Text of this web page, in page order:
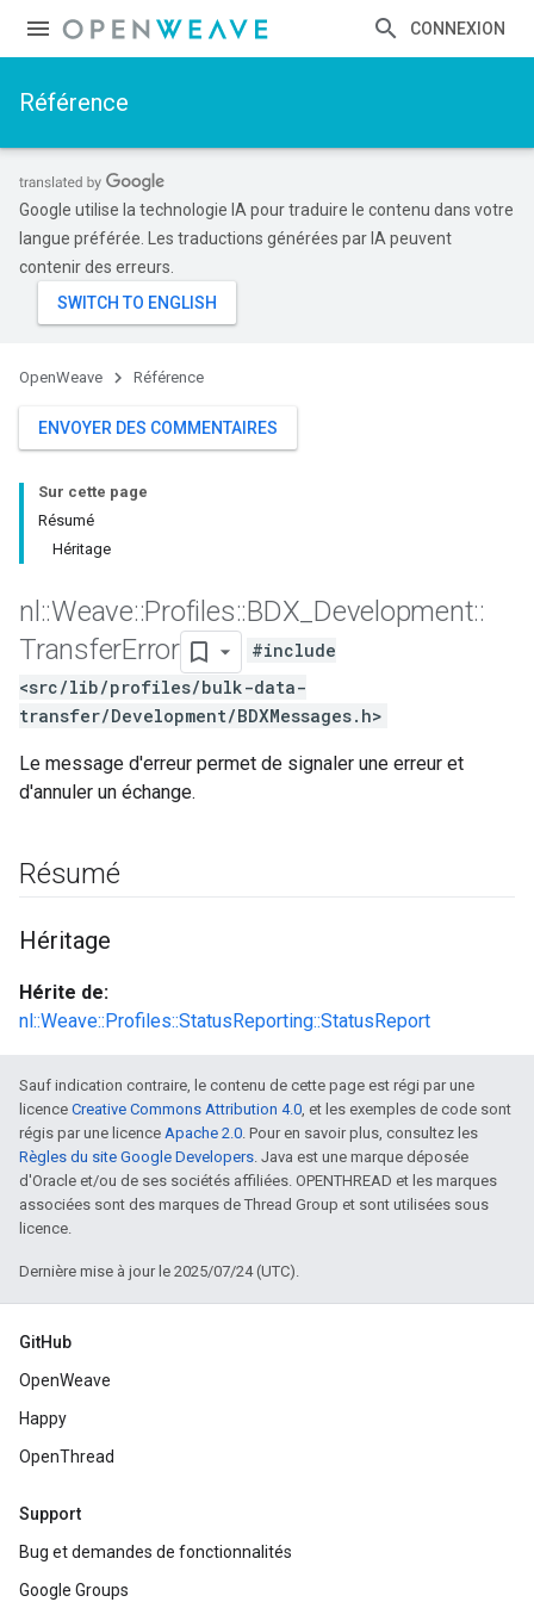
CONNEXION
Référence
Google utilise la technologie IA pour traduire le contenu dans votre
langue préférée. Les traductions générées par IA peuvent
contenir des erreurs.
OpenWeave Référence
ENVOYER DES COMMENTAIRES
Sur cette page
Résumé
Héritage
nl ::Weave::Profiles::BDX Development::
TransferError
#include
<src/lib/profiles/bulk-data-
transfer/Development/BDXMessages.h>
Le message d'erreur permet de signaler une erreur et
d'annuler un échange.
Résumé
Héritage
Hérite de:
nl::Weave::Profiles::StatusReporting::StatusReport
Sauf indication contraire, le contenu de cette page est régi par une
licence Creative Commons Attribution 4.0, et les exemples de code sont
régis par une licence Apache 2.0. Pour en savoir plus, consultez les
Règles du site Google Developers. Java est une marque déposée
d'Oracle et/ou de ses sociétés affiliées. OPENTHREAD et les marques
associées sont des marques de Thread Group et sont utilisées sous
licence.
Dernière mise à jour le 2025/07/24 (UTC).
GitHub
OpenWeave
Happy
OpenThread
Support
Bug et demandes de fonctionnalités
Google Groups